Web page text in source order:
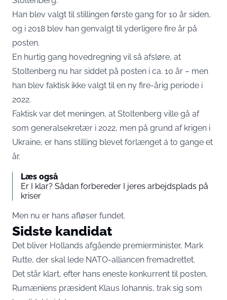
Han blev valgt til stillingen første gang for 10 år siden,
og i 2018 blev han genvalgt til yderligere fire år på
posten.
En hurtig gang hovedregning vil så afsløre, at
Stoltenberg nu har siddet på posten i ca. 10 år – men
han blev faktisk ikke valgt til en ny fire-årig periode i
2022.
Faktisk var det meningen, at Stoltenberg ville gå af
som generalsekretær i 2022, men på grund af krigen i
Ukraine, er hans stilling blevet forlænget á to gange et
år.
Læs også
Er I klar? Sådan forbereder I jeres arbejdsplads på
kriser
Men nu er hans afløser fundet.
Sidste kandidat
Det bliver Hollands afgående premierminister, Mark
Rutte, der skal lede NATO-alliancen fremadrettet.
Det står klart, efter hans eneste konkurrent til posten,
Rumæniens præsident Klaus Iohannis, trak sig som